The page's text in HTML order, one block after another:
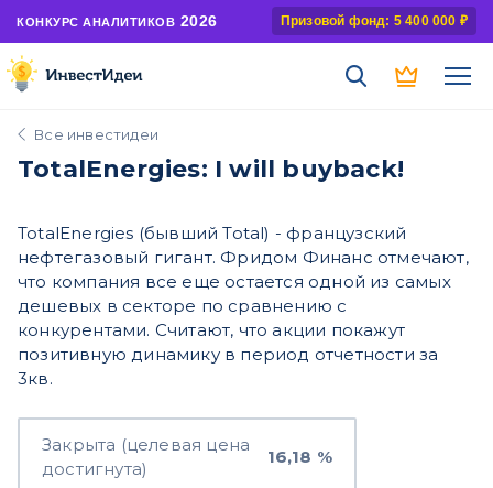
КОНКУРС АНАЛИТИКОВ 2026 Призовой фонд: 5 400 000 ₽
Все инвестидеи
TotalEnergies: I will buyback!
TotalEnergies (бывший Total) - французский
нефтегазовый гигант. Фридом Финанс отмечают,
что компания все еще остается одной из самых
дешевых в секторе по сравнению с
конкурентами. Считают, что акции покажут
позитивную динамику в период отчетности за
3кв.
Закрыта (целевая цена
достигнута)
16,18 %